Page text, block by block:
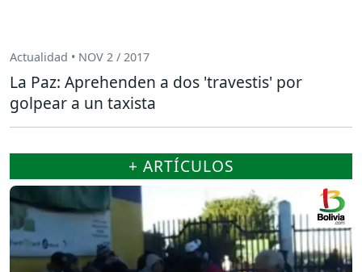
Actualidad • NOV 2 / 2017
La Paz: Aprehenden a dos 'travestis' por
golpear a un taxista
+ ARTÍCULOS